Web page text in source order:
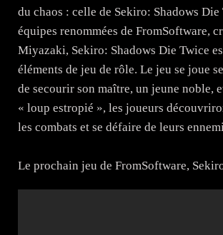
du chaos : celle de Sekiro: Shadows
équipes renommées de FromSoftware,
Miyazaki, Sekiro: Shadows Die Twice
éléments de jeu de rôle. Le jeu se joue
de secourir son maître, un jeune noble,
« loup estropié », les joueurs
les combats et se défaire de leurs
Le prochain jeu de FromSoftware,